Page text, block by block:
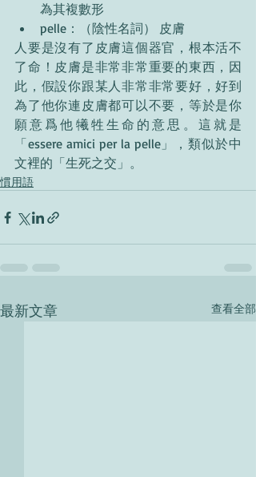
為其複數形
pelle：（陰性名詞） 皮膚
人要是沒有了皮膚這個器官，根本活不
了命！皮膚是非常非常重要的東西，因
此，假設你跟某人非常非常要好，好到
為了他你連皮膚都可以不要，等於是你
願意爲他犧牲生命的意思。這就是
「essere amici per la pelle」
，類似於中
文裡的 「生死之交 」 。
慣用語
最新文章 查看全部